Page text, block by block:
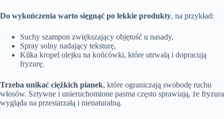
Do wykończenia warto sięgnąć po lekkie produkty, na przykład:
Suchy szampon zwiększający objętość u nasady,
Spray solny nadający teksturę,
Kilka kropel olejku na końcówki, które utrwalą i dopracują
fryzurę.
Trzeba unikać ciężkich pianek, które ograniczają swobodę ruchu
włosów. Sztywne i unieruchomione pasma często sprawiają, że fryzura
wygląda na przestarzałą i nienaturalną.